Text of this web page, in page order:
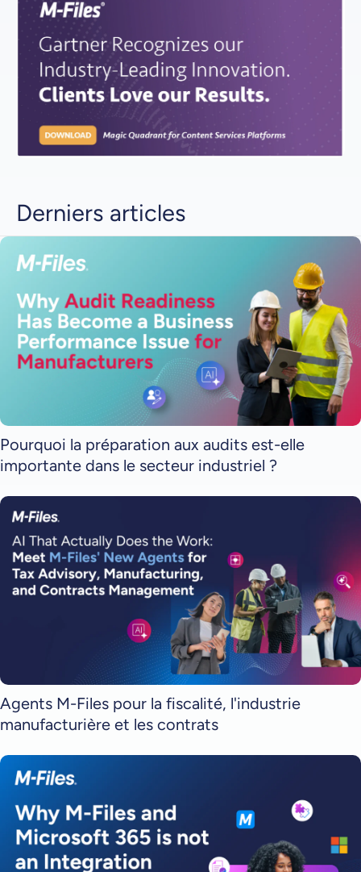
Derniers articles
Pourquoi la préparation aux audits est-elle
importante dans le secteur industriel ?
Agents M-Files pour la fiscalité, l'industrie
manufacturière et les contrats